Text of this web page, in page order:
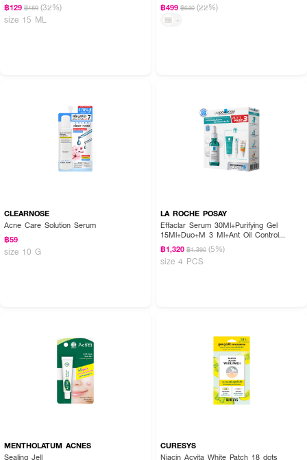
฿129 ฿189 (32%)
size 15 ML
฿499 ฿640 (22%)
-
CLEARNOSE
Acne Care Solution Serum
฿59
size 10 G
LA ROCHE POSAY
Effaclar Serum 30Ml+Purifying Gel
15Ml+Duo+M 3 Ml+Ant Oil Control
Cream 3 Ml
฿1,320 ฿1,390 (5%)
size 4 PCS
MENTHOLATUM ACNES
Sealing Jell
CURESYS
Niacin Acvita White Patch 18 dots